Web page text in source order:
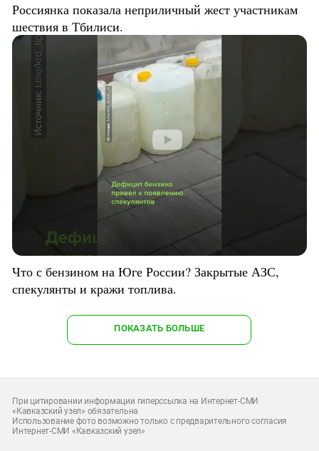
Россиянка показала неприличный жест участникам
шествия в Тбилиси.
Что с бензином на Юге России? Закрытые АЗС,
спекулянты и кражи топлива.
ПОКАЗАТЬ БОЛЬШЕ
При цитировании информации гиперссылка на Интернет-СМИ
«Кавказский узел» обязательна
Использование фото возможно только с предварительного согласия
Интернет-СМИ «Кавказский узел»